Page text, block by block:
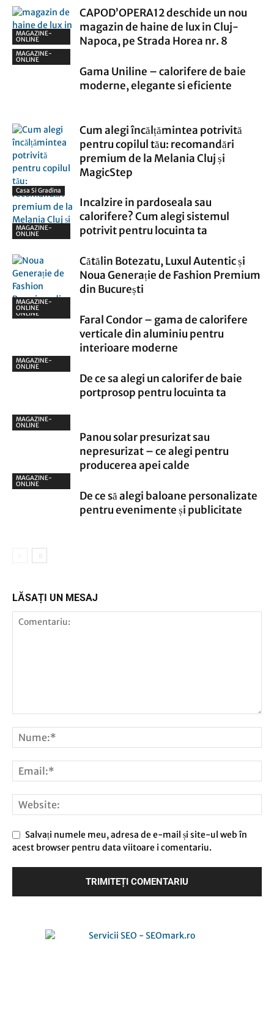
MAGAZINE-
ONLINE
CAPOD’OPERA12 deschide un nou
magazin de haine de lux in Cluj-
Napoca, pe Strada Horea nr. 8
MAGAZINE-
ONLINE
Gama Uniline – calorifere de baie
moderne, elegante si eficiente
MAGAZINE-
ONLINE
Cum alegi încălțămintea potrivită
pentru copilul tău: recomandări
premium de la Melania Cluj și
MagicStep
Casa Si Gradina
Incalzire in pardoseala sau
calorifere? Cum alegi sistemul
potrivit pentru locuinta ta
MAGAZINE-
ONLINE
Cătălin Botezatu, Luxul Autentic și
Noua Generație de Fashion Premium
din București
MAGAZINE-
ONLINE
Faral Condor – gama de calorifere
verticale din aluminiu pentru
interioare moderne
MAGAZINE-
ONLINE
De ce sa alegi un calorifer de baie
portprosop pentru locuinta ta
MAGAZINE-
ONLINE
Panou solar presurizat sau
nepresurizat – ce alegi pentru
producerea apei calde
MAGAZINE-
ONLINE
De ce să alegi baloane personalizate
pentru evenimente și publicitate
LĂSAȚI UN MESAJ
Salvați numele meu, adresa de e-mail și site-ul web în
acest browser pentru data viitoare i comentariu.